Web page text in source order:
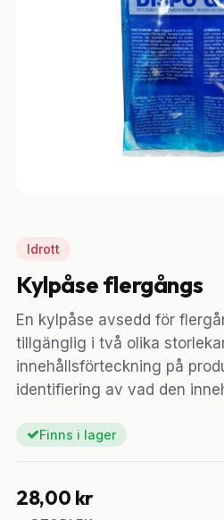
Idrott
Kylpåse flergångs
En kylpåse avsedd för
tillgänglig i två olika
innehållsförteckning på
identifiering av vad den
Finns i lager
28,00 kr